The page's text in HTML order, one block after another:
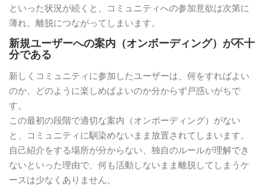
といった状況が続くと、コミュニティへの参加意欲は次第に
薄れ、離脱につながってしまいます。
新規ユーザーへの案内（オンボーディング）が不十
分である
新しくコミュニティに参加したユーザーは、何をすればよい
のか、どのように楽しめばよいのか分からず戸惑いがちで
す。
この最初の段階で適切な案内（オンボーディング）がない
と、コミュニティに馴染めないまま放置されてしまいます。
自己紹介をする場所が分からない、独自のルールが理解でき
ないといった理由で、何も活動しないまま離脱してしまうケ
ースは少なくありません。